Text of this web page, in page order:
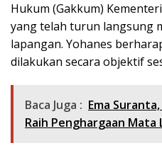
Hukum (Gakkum)
yang telah turun langsung
lapangan. Yohanes
dilakukan secara objektif
Baca Juga : Ema
Raih Penghargaan Mata